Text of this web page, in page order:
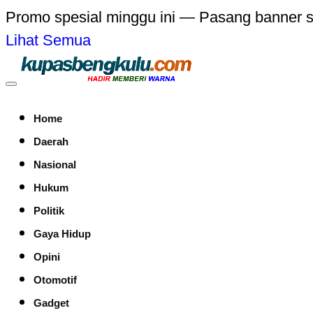
Promo spesial minggu ini — Pasang banner
Lihat Semua
Home
Daerah
Nasional
Hukum
Politik
Gaya Hidup
Opini
Otomotif
Gadget